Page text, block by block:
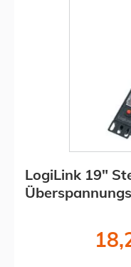
LogiLink 19"